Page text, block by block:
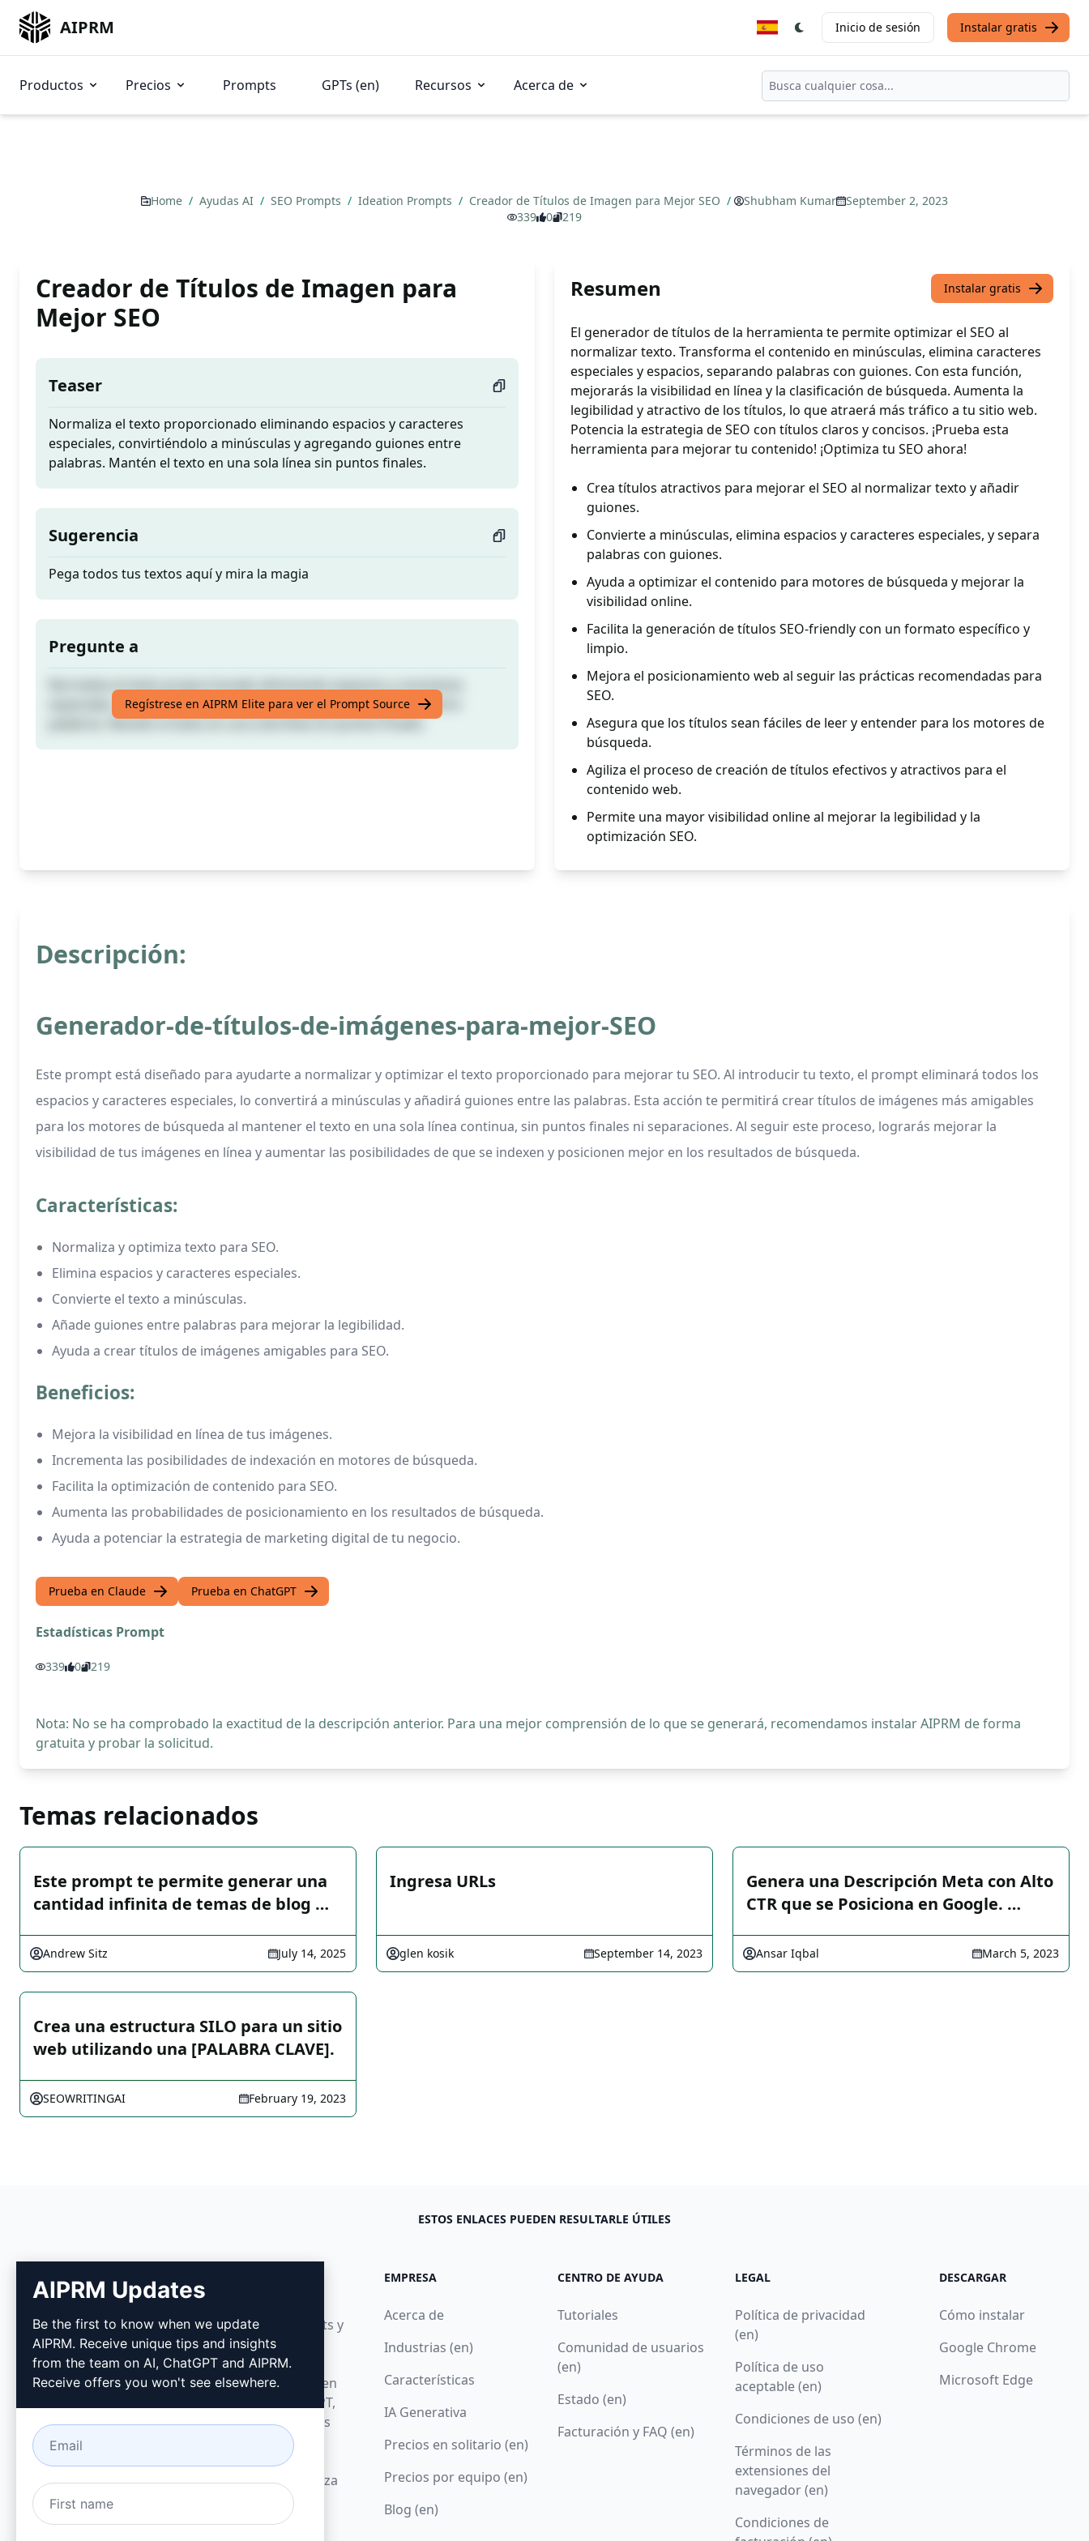
AIPRM Inicio de sesión Instalar gratis
Productos Precios Prompts GPTs (en) Recursos Acerca de
Home / Ayudas AI / SEO Prompts / Ideation Prompts / Creador de Títulos de Imagen para Mejor SEO / Shubham Kumar
September 2, 2023
339
0 219
Creador de Títulos de Imagen para
Mejor SEO
Teaser
Normaliza el texto proporcionado eliminando espacios y caracteres
especiales, convirtiéndolo a minúsculas y agregando guiones entre
palabras. Mantén el texto en una sola línea sin puntos finales.
Sugerencia
Pega todos tus textos aquí y mira la magia
Pregunte a
especiales, convirtiéndolo a minúsculas y agregando guiones entre
palabras. Mantén el texto en una sola línea sin puntos finales.
Regístrese en AIPRM Elite para ver el Prompt Source
Resumen Instalar gratis
El generador de títulos de la herramienta te permite optimizar el SEO al
normalizar texto. Transforma el contenido en minúsculas, elimina caracteres
especiales y espacios, separando palabras con guiones. Con esta función,
mejorarás la visibilidad en línea y la clasificación de búsqueda. Aumenta la
legibilidad y atractivo de los títulos, lo que atraerá más tráfico a tu sitio web.
Potencia la estrategia de SEO con títulos claros y concisos. ¡Prueba esta
herramienta para mejorar tu contenido! ¡Optimiza tu SEO ahora!
Crea títulos atractivos para mejorar el SEO al normalizar texto y añadir
guiones.
Convierte a minúsculas, elimina espacios y caracteres especiales, y separa
palabras con guiones.
Ayuda a optimizar el contenido para motores de búsqueda y mejorar la
visibilidad online.
Facilita la generación de títulos SEO-friendly con un formato específico y
limpio.
Mejora el posicionamiento web al seguir las prácticas recomendadas para
SEO.
Asegura que los títulos sean fáciles de leer y entender para los motores de
búsqueda.
Agiliza el proceso de creación de títulos efectivos y atractivos para el
contenido web.
Permite una mayor visibilidad online al mejorar la legibilidad y la
optimización SEO.
Descripción:
Generador-de-títulos-de-imágenes-para-mejor-SEO
Este prompt está diseñado para ayudarte a normalizar y optimizar el texto proporcionado para mejorar tu SEO. Al introducir tu texto, el prompt eliminará todos los
espacios y caracteres especiales, lo convertirá a minúsculas y añadirá guiones entre las palabras. Esta acción te permitirá crear títulos de imágenes más amigables
para los motores de búsqueda al mantener el texto en una sola línea continua, sin puntos finales ni separaciones. Al seguir este proceso, lograrás mejorar la
visibilidad de tus imágenes en línea y aumentar las posibilidades de que se indexen y posicionen mejor en los resultados de búsqueda.
Características:
Normaliza y optimiza texto para SEO.
Elimina espacios y caracteres especiales.
Convierte el texto a minúsculas.
Añade guiones entre palabras para mejorar la legibilidad.
Ayuda a crear títulos de imágenes amigables para SEO.
Beneficios:
Mejora la visibilidad en línea de tus imágenes.
Incrementa las posibilidades de indexación en motores de búsqueda.
Facilita la optimización de contenido para SEO.
Aumenta las probabilidades de posicionamiento en los resultados de búsqueda.
Ayuda a potenciar la estrategia de marketing digital de tu negocio.
Prueba en Claude Prueba en ChatGPT
Estadísticas Prompt
339 0 219
Nota: No se ha comprobado la exactitud de la descripción anterior. Para una mejor comprensión de lo que se generará, recomendamos instalar AIPRM de forma
gratuita y probar la solicitud.
Temas relacionados
Este prompt te permite generar una
cantidad infinita de temas de blog …
Andrew Sitz July 14, 2025
Ingresa URLs
glen kosik September 14, 2023
Genera una Descripción Meta con Alto
CTR que se Posiciona en Google. …
Ansar Iqbal March 5, 2023
Crea una estructura SILO para un sitio
web utilizando una [PALABRA CLAVE].
SEOWRITINGAI February 19, 2023
ESTOS ENLACES PUEDEN RESULTARLE ÚTILES
AIPRM
AIPRM es una herramienta de gestión de prompts y
una biblioteca de prompts impulsada por la
comunidad. Realice tareas de marketing, ventas,
operaciones, productividad y atención al cliente en
minutos con prompts listos para usar en ChatGPT,
Claude, Gemini, Midjourney, GPT Image y muchos
más.
Creado para pequeñas empresas. Con la confianza
de grandes compañías.
EMPRESA
Acerca de
Industrias (en)
Características
IA Generativa
Precios en solitario (en)
Precios por equipo (en)
Blog (en)
CENTRO DE AYUDA
Tutoriales
Comunidad de usuarios
(en)
Estado (en)
Facturación y FAQ (en)
LEGAL
Política de privacidad
(en)
Política de uso
aceptable (en)
Condiciones de uso (en)
Términos de las
extensiones del
navegador (en)
Condiciones de
DESCARGAR
Cómo instalar
Google Chrome
Microsoft Edge
AIPRM Updates
Be the first to know when we update
AIPRM. Receive unique tips and insights
from the team on AI, ChatGPT and AIPRM.
Receive offers you won't see elsewhere.